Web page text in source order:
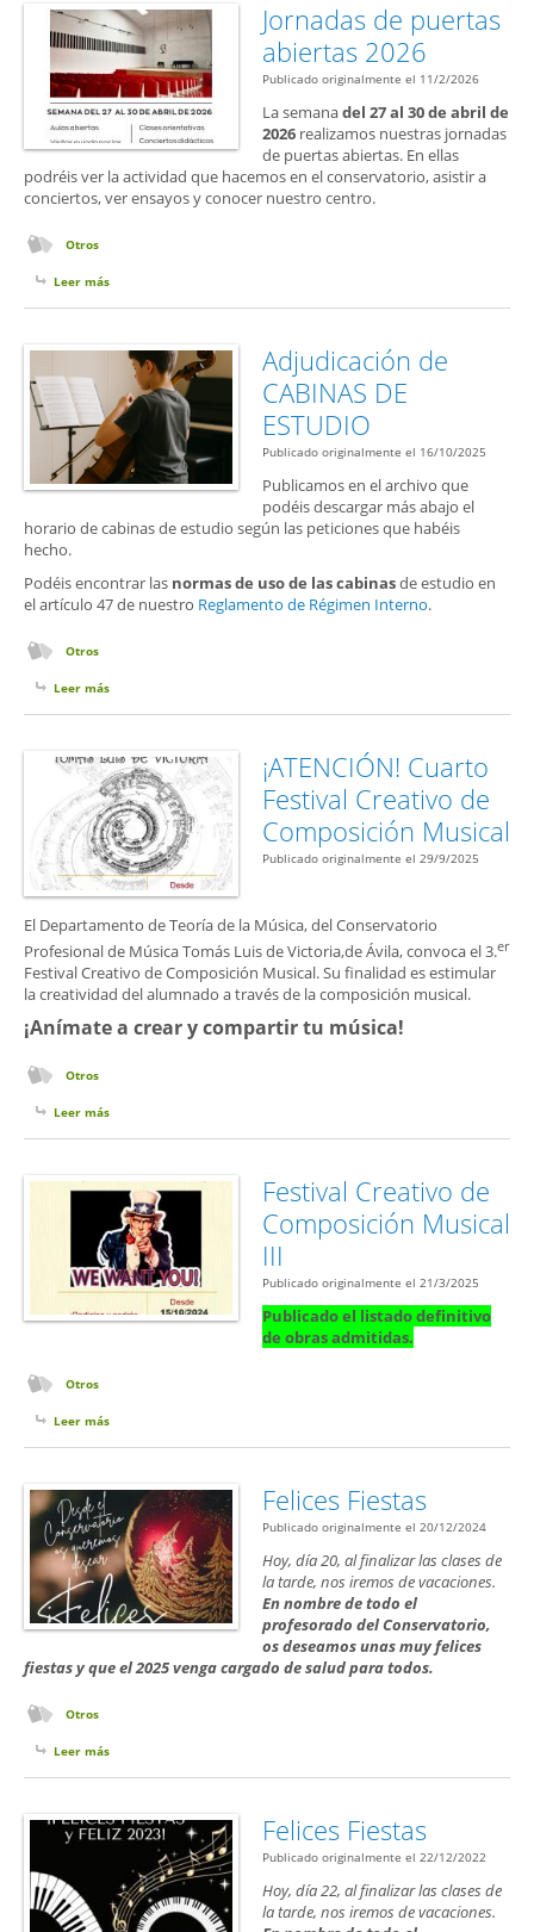
Jornadas de puertas
abiertas 2026
Publicado originalmente el 11/2/2026
La semanadel 27 al 30 de abril de
2026 realizamos nuestras jornadas
de puertas abiertas. En ellas
podréis ver la actividad que hacemos en el conservatorio, asistir a
conciertos, ver ensayos y conocer nuestro centro.
Otros
Leer más
Adjudicación de
CABINAS DE
ESTUDIO
Publicado originalmente el 16/10/2025
Publicamos en el archivo que
podéis descargar más abajo el
horario de cabinas de estudio según las peticiones que habéis
hecho.
Podéis encontrar las normas de uso de las cabinasde estudio en
el artículo 47 de nuestro Reglamento de Régimen Interno.
Otros
Leer más
¡ATENCIÓN! Cuarto
Festival Creativo de
Composición Musical
Publicado originalmente el 29/9/2025
El Departamento de Teoría de la Música, del Conservatorio
Profesional de Música Tomás Luis de Victoria,de Ávila, convoca el 3.er
Festival Creativo de Composición Musical. Su finalidad es estimular
la creatividad del alumnado a través de la composición musical.
¡Anímate a crear y compartir tu música!
Otros
Leer más
Festival Creativo de
Composición Musical
III
Publicado originalmente el 21/3/2025
Publicado el listado definitivo
de obras admitidas.
Otros
Leer más
Felices Fiestas
Publicado originalmente el 20/12/2024
Hoy, día 20, al finalizar las clases de
la tarde, nos iremos de vacaciones.
En nombre de todo el
profesorado del Conservatorio,
os deseamos unas muy felices
fiestas y que el 2025 venga cargado de salud para todos.
Otros
Leer más
Felices Fiestas
Publicado originalmente el 22/12/2022
Hoy, día 22, al finalizar las clases de
la tarde, nos iremos de vacaciones.